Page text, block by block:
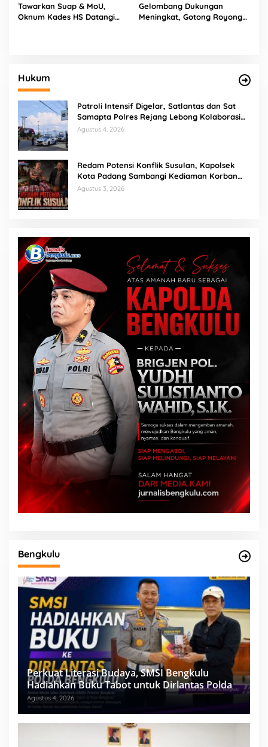
Tawarkan Suap & MoU,
Oknum Kades HS Datangi
Gelombang Dukungan
Meningkat, Gotong Royong
Hukum
Patroli Intensif Digelar, Satlantas dan Sat
Samapta Polres Rejang Lebong Kolaborasi
Berantas Balap Liar
Agustus 4, 2026
Redam Potensi Konflik Susulan, Kapolsek
Kota Padang Sambangi Kediaman Korban
Penganiayaan di Lubuk Mumpo
Agustus 3, 2026
Bengkulu
Perkuat Literasi Budaya, SMSI Bengkulu
Hadiahkan Buku Tabot untuk Dirlantas Polda
Agustus 4, 2026